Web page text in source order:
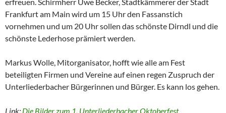
Frankfurt am Main wird um 15 Uhr den Fassanstich
vornehmen und um 20 Uhr sollen das schönste Dirndl und die
schönste Lederhose prämiert werden.
Markus Wolle, Mitorganisator, hofft wie alle am Fest
beteiligten Firmen und Vereine auf einen regen Zuspruch der
Unterliederbacher Bürgerinnen und Bürger. Es kann los gehen.
Link: Die Bilder zum 1. Unterliederbacher Oktoberfest